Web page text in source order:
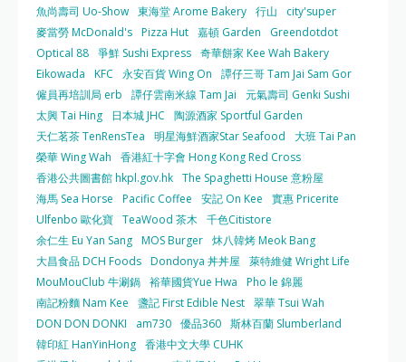
魚尚壽司 Uo-Show 東海堂 Arome Bakery 行山
city'super
麥當勞 McDonald's Pizza Hut 嘉頓 Garden
Greendotdot
Optical 88 爭鮮 Sushi Express 奇華餅家 Kee Wah Bakery
Eikowada
KFC 永安百貨 Wing On
譚仔三哥 Tam Jai Sam Gor
僱員再培訓局 erb
譚仔雲南米線 Tam Jai
元氣壽司 Genki Sushi
太興 Tai Hing
日本城 JHC
陶源酒家 Sportful Garden
天仁茗茶 TenRensTea
明星海鮮酒家Star Seafood
大班 Tai Pan
榮華 Wing Wah
香港紅十字會 Hong Kong Red Cross
香港公共圖書館 hkpl.gov.hk The Spaghetti House 意粉屋
海馬 Sea Horse
Pacific Coffee 安記 On Kee
實惠 Pricerite
Ulfenbo 歐化寶 TeaWood 茶木 千色Citistore
余仁生 Eu Yan Sang MOS Burger 炑八韓烤 Meok Bang
大昌食品 DCH Foods Dondonya 丼丼屋
萊特維健 Wright Life
MouMouClub 牛涮鍋 裕華國貨Yue Hwa
Pho le 錦麗
南記粉麵 Nam Kee
盞記 First Edible Nest 翠華 Tsui Wah
DON DON DONKI
am730 優品360 斯林百蘭 Slumberland
韓印紅 HanYinHong 香港中文大學 CUHK